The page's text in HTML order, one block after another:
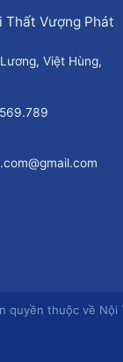
Thất Vượng Phát
Việt Hùng,
quyền thuộc về Nội